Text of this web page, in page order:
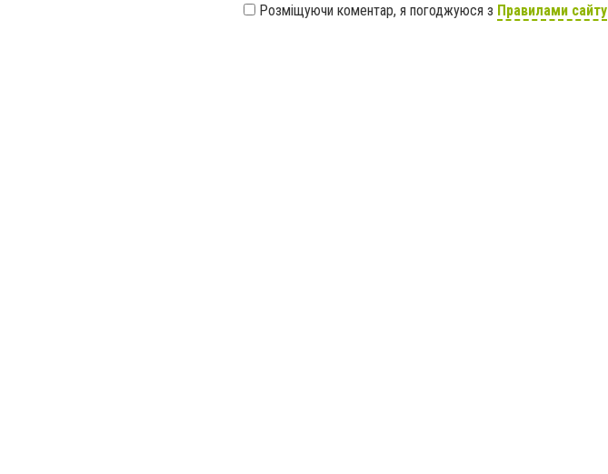
Розміщуючи коментар, я погоджуюся з Правилами сайту